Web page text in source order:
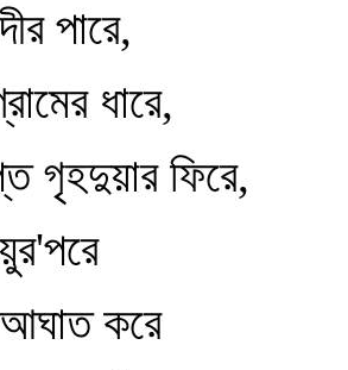
পারে,
ধারে,
ফিরে,
করে